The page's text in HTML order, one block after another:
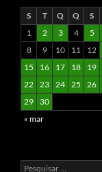
S T Q Q S
1
2 3 4 5
8
9 10 11 12
15
16 17 18 19
22 23 24 25 26
29
30
« mar
Pesquisar